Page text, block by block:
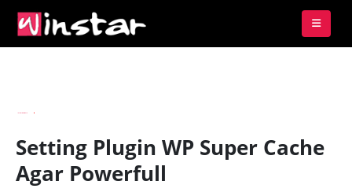
Setting Plugin WP Super Cache
Agar Powerfull